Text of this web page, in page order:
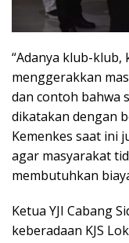
“Adanya klub-
menggerakkan
dan contoh bahwa
dikatakan dengan
Kemenkes saat ini
agar masyarakat
membutuhkan
Ketua YJI Cabang
keberadaan KJS